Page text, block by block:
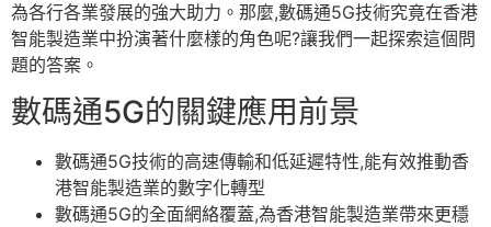
為各行各業發展的強大助力。那麼,數碼通5G技術究竟在香港
智能製造業中扮演著什麼樣的角色呢?讓我們一起探索這個問
題的答案。
數碼通5G的關鍵應用前景
數碼通5G技術的高速傳輸和低延遲特性,能有效推動香
港智能製造業的數字化轉型
數碼通5G的全面網絡覆蓋,為香港智能製造業帶來更穩